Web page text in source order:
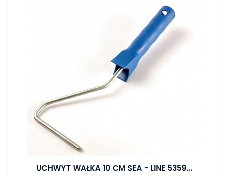
UCHWYT WAŁKA 10 CM SEA - LINE 5359...